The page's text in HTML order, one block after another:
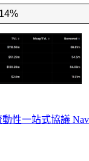
性一站式協議